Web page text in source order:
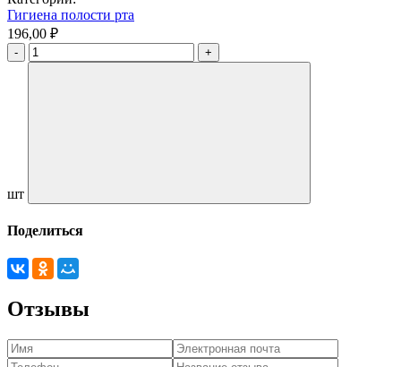
Гигиена полости рта
196,00 ₽
шт
Поделиться
Отзывы